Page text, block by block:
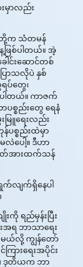
မှာလည်း
ာ်တို့က သံတမန်
ြစ်ပါတယ်။ အဲ့
ါင်းဆောင်တစ်
ောသလိုပဲ နှစ်
ရပ်တွေ၊
ပါတယ်။ ကာဇက်
စ္စည်းတွေ ရေနံ
မြူရေးလည်း
ပစ္စည်းထဲမှာ
လဲပေါ့။ ဒီဟာ
စိတ်အားထက်သန်
လျက်ရှိနေပါ
ရည်မှန်းပြီး
ရ ဘာသာရေး
မယ်လို့ ကျွန်တော်
ားရေးအပိုင်း
။ ဒုတိယက ဘာ